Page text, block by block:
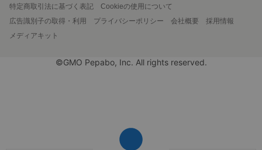
特定商取引法に基づく表記
Cookieの使用について
広告識別子の取得・利用
プライバシーポリシー 会社概要
採用情報
メディアキット
©GMO Pepabo, Inc. All rights reserved.